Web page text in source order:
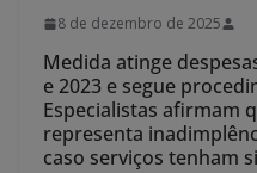
8 de dezembro de 2025
Medida atinge
e 2023 e segue
Especialistas afirmam
representa
caso serviços tenham